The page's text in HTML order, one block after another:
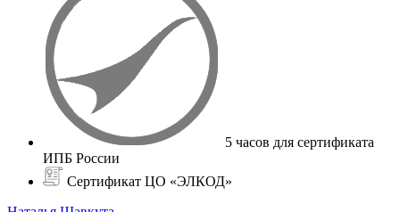
5 часов для сертификата
ИПБ России
Сертификат ЦО «ЭЛКОД»